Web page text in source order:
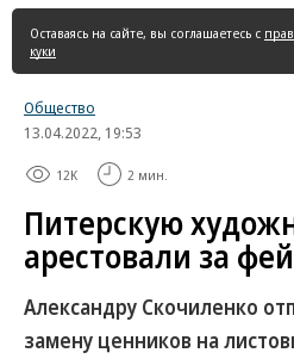
страница
Оставаясь на сайте, вы соглашаетесь с
куки
Общество
13.04.2022, 19:53
12K 2 мин.
Питерскую
арестовали за
Александру Скочиленко
замену ценников на